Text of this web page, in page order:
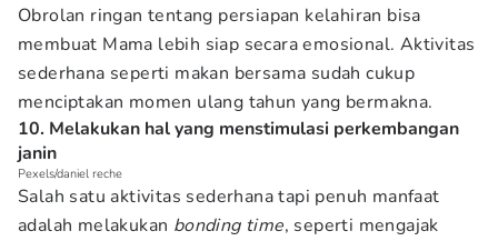
Obrolan ringan tentang persiapan kelahiran bisa
membuat Mama lebih siap secara emosional. Aktivitas
sederhana seperti makan bersama sudah cukup
menciptakan momen ulang tahun yang bermakna.
10. Melakukan hal yang menstimulasi perkembangan
janin
Pexels/daniel reche
Salah satu aktivitas sederhana tapi penuh manfaat
adalah melakukan bonding time, seperti mengajak